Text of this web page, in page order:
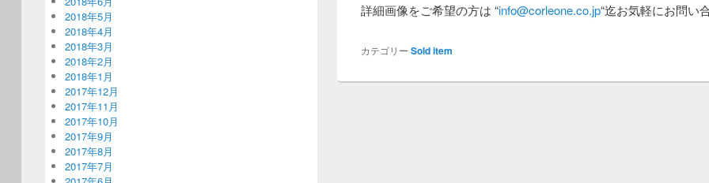
詳細画像をご希望の方は “info@corleone.co.jp“迄お気軽にお問い
カテゴリー Sold item
2018年5月
2018年4月
2018年3月
2018年2月
2018年1月
2017年12月
2017年11月
2017年10月
2017年9月
2017年8月
2017年7月